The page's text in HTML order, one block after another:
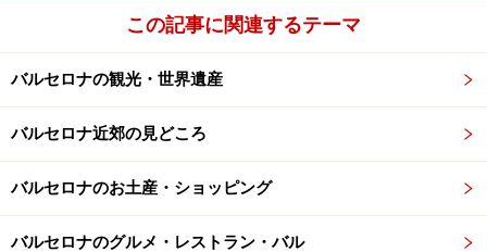
店の人気商品は生ハムのコカ。生ハム＋りんごのオーブ
ン焼き、フォアグラなど生ハム絡みの商品は全部で10種
ありますが、おすすめは「エル・メホール」。コカにト
マトを擦り付け、一面に生ハムが乗った豪華版です。生
ハムはスペインモダン料理を一躍有名にし、今は閉店し
てしまった「エル・ブジ」でも使用されていたという高
級生ハムメーカー「マルドナード社」のもの。せっかく
この記事に関連するテーマ
バルセロナの観光・世界遺産
バルセロナ近郊の見どころ
バルセロナのお土産・ショッピング
バルセロナのグルメ・レストラン・バル